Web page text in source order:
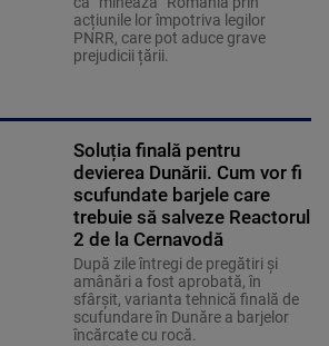
acțiunile lor împotriva legilor
PNRR, care pot aduce grave
prejudicii țării.
Soluția finală pentru
devierea Dunării. Cum vor fi
scufundate barjele care
trebuie să salveze Reactorul
2 de la Cernavodă
După zile întregi de pregătiri și
amânări a fost aprobată, în
sfârșit, varianta tehnică finală de
scufundare în Dunăre a barjelor
încărcate cu rocă.